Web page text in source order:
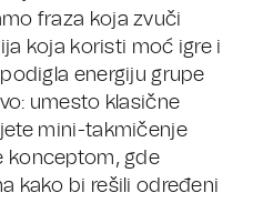
fraza koja zvuči
koja koristi moć igre i
energiju grupe
umesto klasične
mini-takmičenje
konceptom, gde
kako bi rešili određeni